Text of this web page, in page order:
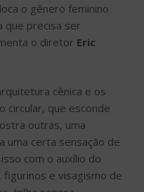
o gênero feminino
que precisa ser
o diretor Eric
cênica e os
circular, que esconde
outras, uma
uma certa sensação de
com o auxílio do
figurinos e visagismo de